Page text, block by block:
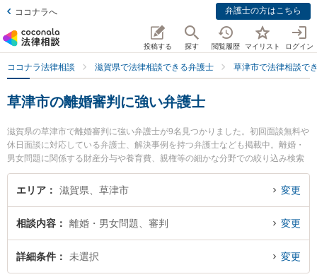
ココナラへ 弁護士の方はこちら
投稿する 探す 閲覧履歴 マイリスト ログイン
ココナラ法律相談 滋賀県で法律相談できる弁護士 草津市で法律相談で
草津市の離婚審判に強い弁護士
滋賀県の草津市で離婚審判に強い弁護士が9名見つかりました。初回面談無料や
休日面談に対応している弁護士、解決事例を持つ弁護士なども掲載中。離婚・
男女問題に関係する財産分与や養育費、親権等の細かな分野での絞り込み検索
もでき便利です。特にベリーベスト法律事務所 滋賀草津オフィスの宇井 秀和弁
護士やミカン法律事務所の齋藤 真宏弁護士、大津法律事務所の辻井 康喜弁護士
のプロフィール情報や弁護士費用、強みなどが注目されています。『草津市で
『離婚審判のトラブル解決の実績豊富な近くの弁護士を検索したい』『初回相
談無料で離婚審判を法律相談できる草津市内の弁護士に相談予約したい』など
でお困りの相談者さんにおすすめです。
エリア 滋賀県、草津市 変更
相談内容 離婚・男女問題、審判 変更
詳細条件 未選択 変更